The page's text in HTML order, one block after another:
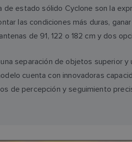
de estado sólido Cyclone son la
las condiciones más duras,
de 91, 122 o 182 cm y dos
separación de objetos superior
cuenta con innovadoras
de percepción y seguimiento